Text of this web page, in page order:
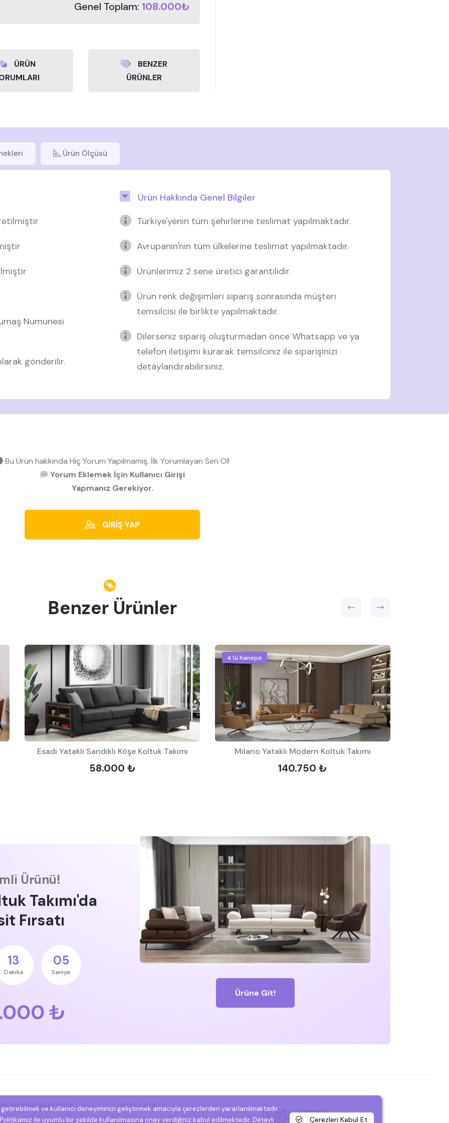
Genel Toplam: 108.000₺
ÜRÜN
BENZER
ÜRÜNLER
Ürün Ölçüsü
Numunesi
gönderilir.
Ürün Hakkında Genel Bilgiler
Türkiye'yenin tüm şehirlerine teslimat yapılmaktadır.
Avrupanın'nın tüm ülkelerine teslimat yapılmaktadır.
Ürünlerimiz 2 sene üretici garantilidir.
Ürün renk değişimleri sipariş sonrasında müşteri
temsilcisi ile birlikte yapılmaktadır.
Dilerseniz sipariş oluşturmadan önce Whatsapp ve ya
telefon iletişimi kurarak temsilciniz ile siparişinizi
detaylandırabilirsiniz.
Bu Ürün hakkında Hiç Yorum Yapılmamış, İlk Yorumlayan Sen Ol!
Yorum Eklemek İçin Kullanıcı Girişi
Yapmanız Gerekiyor.
GİRİŞ YAP
Benzer Ürünler
Esadi Yataklı Sandıklı Köşe Koltuk Takımı
58.000 ₺
4'lü Kanepe
Milano Yataklı Modern Koltuk Takımı
140.750 ₺
Ürünü!
Takımı'da
Fırsatı
13
Dakika
04
Saniye
₺
Ürüne Git!
Numaralarımız Hızlı Link
getirebilmek ve kullanıcı deneyiminizi geliştirmek amacıyla çerezlerden yararlanılmaktadır.
ile uyumlu bir şekilde kullanılmasına onay verdiğiniz kabul edilmektedir. Detaylı
Çerezleri Kabul Et